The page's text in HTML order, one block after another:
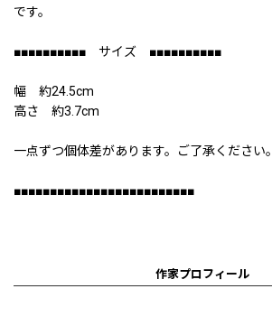
です。
■■■■■■■■■■ サイズ ■■■■■■■■■■
幅 約24.5cm
高さ 約3.7cm
一点ずつ個体差があります。ご了承ください。
■■■■■■■■■■■■■■■■■■■■■■■■■
作家プロフィール